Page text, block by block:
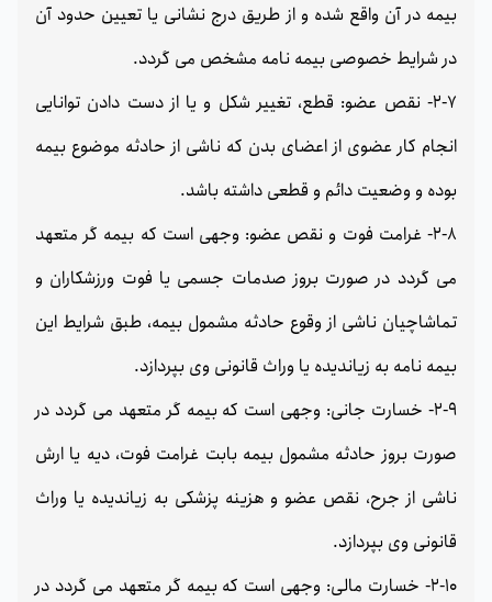
بیمه در آن واقع شده و از طریق درج نشانی یا تعیین حدود آن
در شرایط خصوصی بیمه نامه مشخص می گردد.
2-7- نقص عضو: قطع، تغییر شکل و یا از دست دادن توانایی
انجام کار عضوی از اعضای بدن که ناشی از حادثه موضوع بیمه
بوده و وضعیت دائم و قطعی داشته باشد.
2-8- غرامت فوت و نقص عضو: وجهی است که بیمه گر متعهد
می گردد در صورت بروز صدمات جسمی یا فوت ورزشکاران و
تماشاچیان ناشی از وقوع حادثه مشمول بیمه، طبق شرایط این
بیمه نامه به زیاندیده یا وراث قانونی وی بپردازد.
2-9- خسارت جانی: وجهی است که بیمه گر متعهد می گردد در
صورت بروز حادثه مشمول بیمه بابت غرامت فوت، دیه یا ارش
ناشی از جرح، نقص عضو و هزینه پزشکی به زیاندیده یا وراث
قانونی وی بپردازد.
2-10- خسارت مالی: وجهی است که بیمه گر متعهد می گردد در